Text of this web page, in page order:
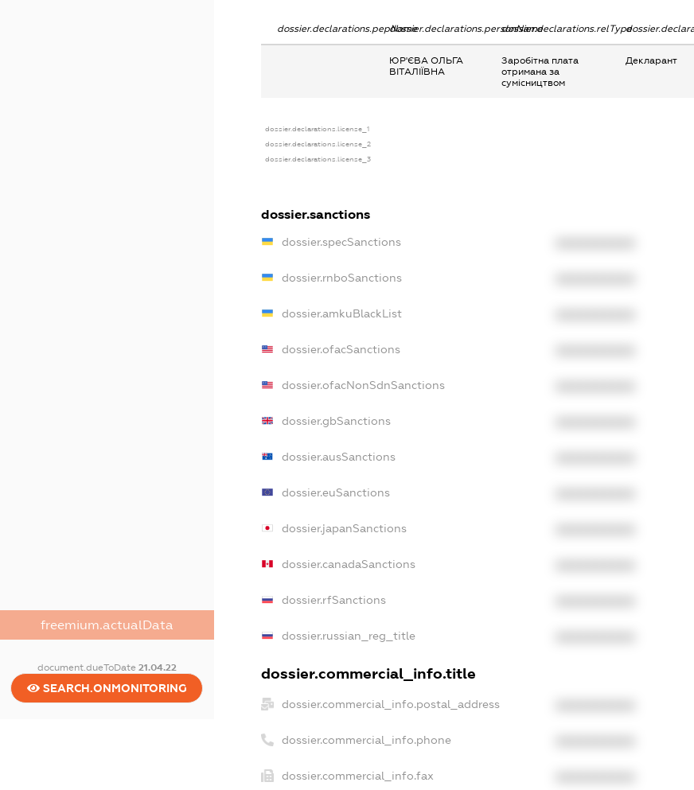
freemium.actualData
document.dueToDate 21.04.22
SEARCH.ONMONITORING
dossier.declarations.pepNamedossier.declarations.personNamedossier.declarations.relType
ЮР'ЄВА ОЛЬГА
ВІТАЛІЇВНА
Заробітна плата
отримана за
сумісництвом
Декларант
dossier.declarations.license_1
dossier.declarations.license_2
dossier.declarations.license_3
dossier.sanctions
dossier.specSanctions
dossier.rnboSanctions
dossier.amkuBlackList
dossier.ofacSanctions
dossier.ofacNonSdnSanctions
dossier.gbSanctions
dossier.ausSanctions
dossier.euSanctions
dossier.japanSanctions
dossier.canadaSanctions
dossier.rfSanctions
dossier.russian_reg_title
dossier.commercial_info.title
dossier.commercial_info.postal_address
dossier.commercial_info.phone
dossier.commercial_info.fax